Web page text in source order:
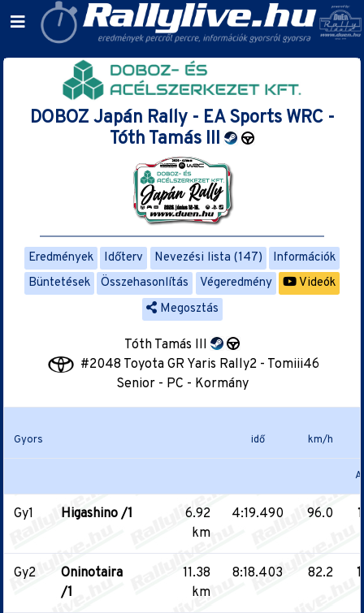
DOBOZ Japán Rally - EA Sports WRC -
Tóth Tamás III
Eredmények Időterv Nevezési lista (147)
Információk
Büntetések
Összehasonlítás Végeredmény
Videók
Megosztás
Tóth Tamás III
#2048 Toyota GR Yaris Rally2 - Tomiii46
Senior - PC - Kormány
Gyors idő km/h
Gy1 Higashino /1
6.92
km
4:19.490 96.0
Gy2
Oninotaira
/1
11.38
km
8:18.403 82.2